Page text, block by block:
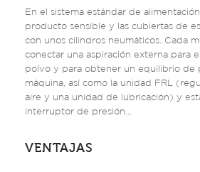
En el sistema estándar de
producto sensible y las cubiertas de
con unos cilindros neumáticos. Cada
conectar una aspiración externa para
polvo y para obtener un equilibrio de
máquina, así como la unidad FRL
aire y una unidad de lubricación) y
interruptor de presión...
VENTAJAS